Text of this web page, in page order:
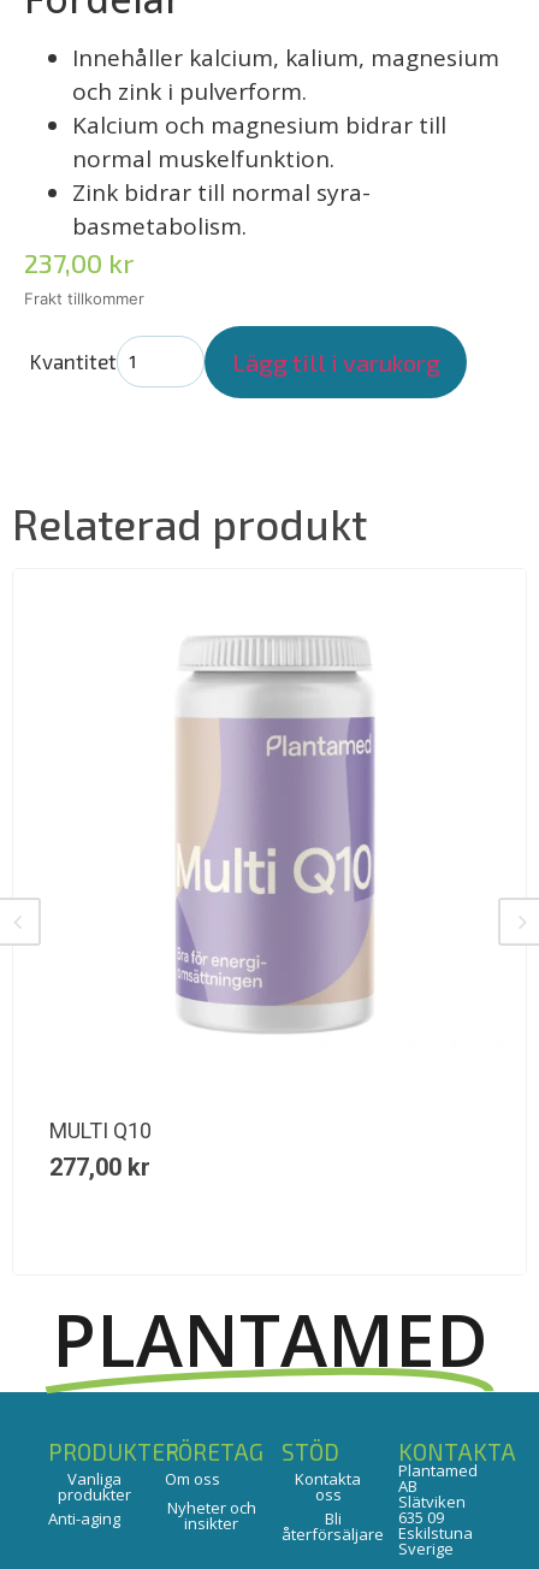
Innehåller kalcium, kalium, magnesium
och zink i pulverform.
Kalcium och magnesium bidrar till
normal muskelfunktion.
Zink bidrar till normal syra-
basmetabolism.
237,00 kr
Kvantitet Lägg till i varukorg
Relaterad produkt
MULTI Q10
277,00 kr
PLANTAMED
PRODUKTER
Vanliga
produkter
Anti-aging
FÖRETAG
Om oss
Nyheter och
insikter
STÖD
Kontakta
oss
Bli
återförsäljare
KONTAKTA
Plantamed
AB
Slätviken
635 09
Eskilstuna
Sverige